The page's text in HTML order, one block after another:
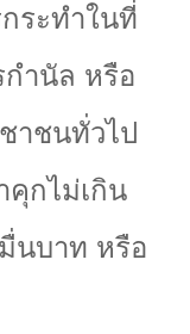
ระทำในที่
ำนัล หรือ
าชนทั่วไป
คุกไม่เกิน
นบาท หรือ